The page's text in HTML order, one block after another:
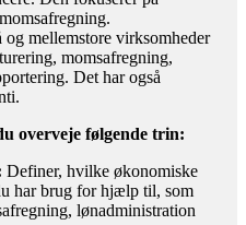
og mellemstore virksomheder
momsafregning,
Det har også
overveje følgende trin:
Definer, hvilke økonomiske
har brug for hjælp til, som
lønadministration